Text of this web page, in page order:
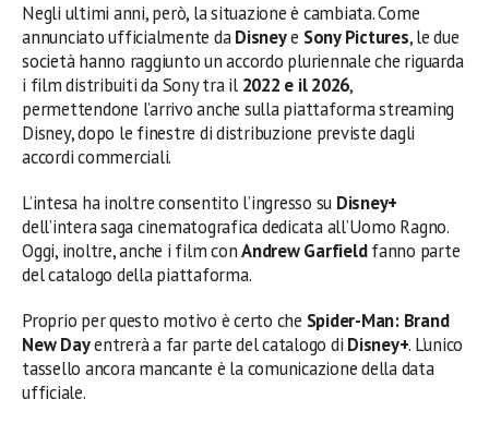
Negli ultimi anni, però, la situazione è cambiata. Come
annunciato ufficialmente daDisneye Sony Pictures, le due
società hanno raggiunto un accordo pluriennale che riguarda
i film distribuiti da Sony tra il 2022 e il 2026,
permettendone l’arrivo anche sulla piattaforma streaming
Disney, dopo le finestre di distribuzione previste dagli
accordi commerciali.
L’intesa ha inoltre consentito l’ingresso su Disney+
dell’intera saga cinematografica dedicata all’Uomo Ragno.
Oggi, inoltre, anche i film conAndrew Garfieldfanno parte
del catalogo della piattaforma.
Proprio per questo motivo è certo che Spider-Man: Brand
New Dayentrerà a far parte del catalogo di Disney+. L’unico
tassello ancora mancante è la comunicazione della data
ufficiale.